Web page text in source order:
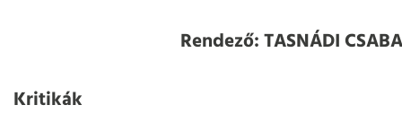
Rendező: TASNÁDI CSABA
Kritikák